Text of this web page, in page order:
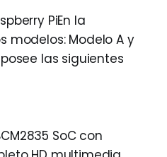
PiEn la
modelos: Modelo A y
las siguientes
SoC con